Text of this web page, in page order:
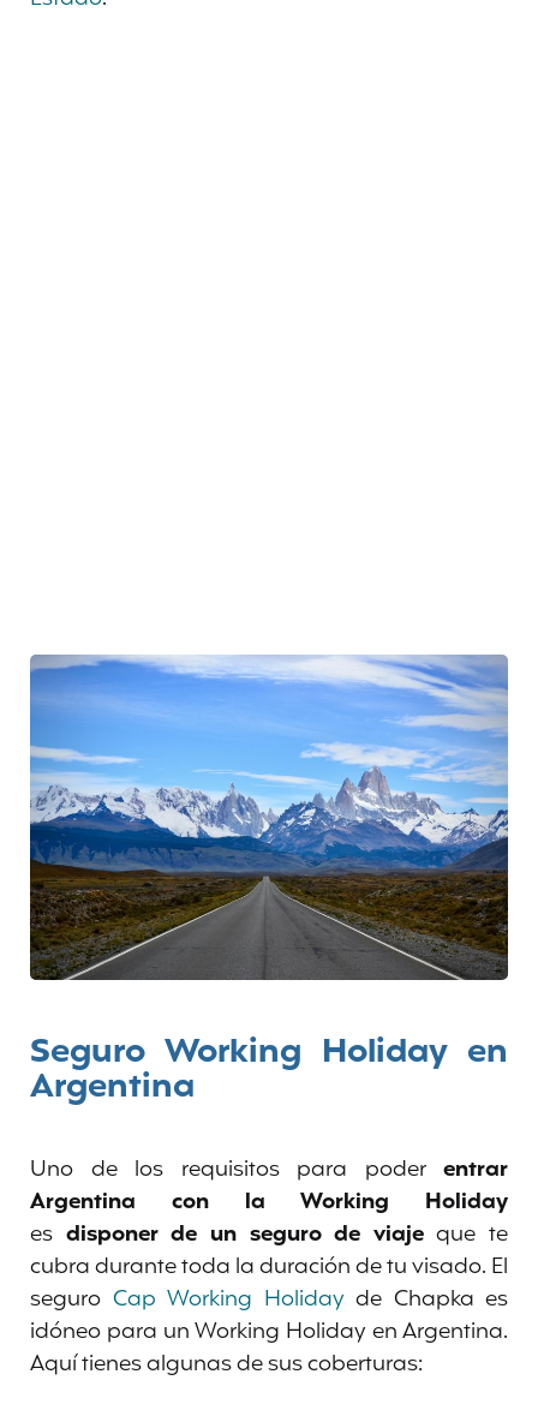
Seguro Working Holiday en
Argentina
Uno de los requisitos para poderentrar
Argentina con la Working Holiday
es disponer de un seguro de viajeque te
cubra durante toda la duración de tu visado. El
seguro Cap Working Holiday de Chapka es
idóneo para un Working Holiday en Argentina.
Aquí tienes algunas de sus coberturas: